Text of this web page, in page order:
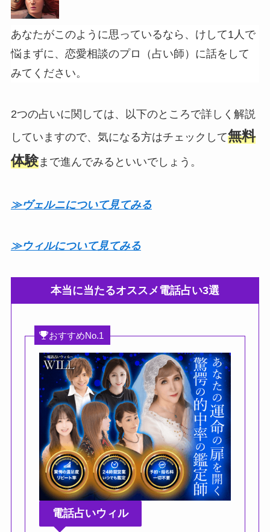
あなたがこのように思っているなら、けして1人で
悩まずに、恋愛相談のプロ（占い師）に話をして
みてください。
2つの占いに関しては、以下のところで詳しく解説
していますので、気になる方はチェックして無料
体験まで進んでみるといいでしょう。
≫ヴェルニについて見てみる
≫ウィルについて見てみる
本当に当たるオススメ電話占い3選
おすすめNo.1
電話占いウィル